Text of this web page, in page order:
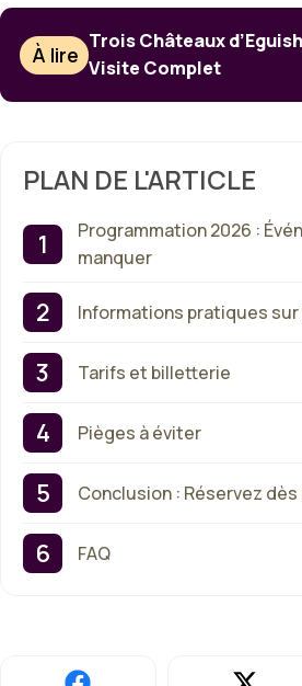
À lire
Trois Châteaux
Visite Complet
PLAN DE L'ARTICLE
Programmation 2026 :
manquer
Informations pratiques sur
Tarifs et billetterie
Pièges à éviter
Conclusion : Réservez
FAQ